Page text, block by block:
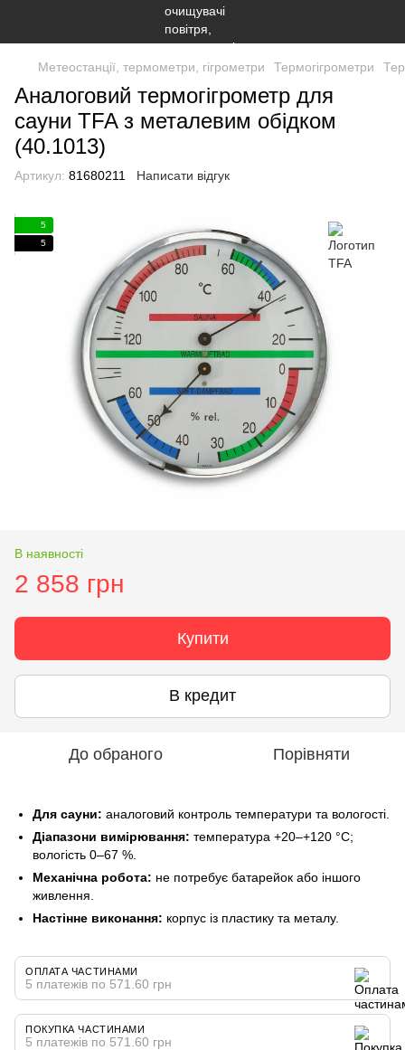
Метеостанції, термометри, гігрометри Термогігрометри
Аналоговий термогігрометр для
сауни TFA з металевим обідком
(40.1013)
Артикул: 81680211 Написати відгук
5
5
В наявності
2 858 грн
Купити
В кредит
До обраного Порівняти
Для сауни: аналоговий контроль температури та вологості.
Діапазони вимірювання: температура +20–+120 °C;
вологість 0–67 %.
Механічна робота: не потребує батарейок або іншого
живлення.
Настінне виконання: корпус із пластику та металу.
ОПЛАТА ЧАСТИНАМИ
5 платежів по 571.60 грн
ПОКУПКА ЧАСТИНАМИ
5 платежів по 571.60 грн